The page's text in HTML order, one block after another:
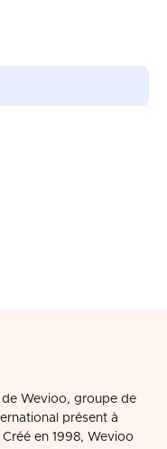
Wevioo, groupe de
présent à
en 1998, Wevioo